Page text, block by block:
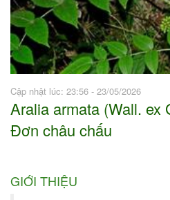
Cập nhật lúc: 23:56 - 23/05/2026
Aralia armata (Wall. ex
Đơn châu chấu
GIỚI THIỆU